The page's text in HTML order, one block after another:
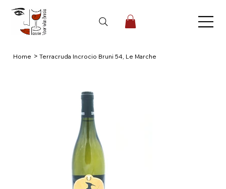
Home > Terracruda Incrocio Bruni 54, Le Marche